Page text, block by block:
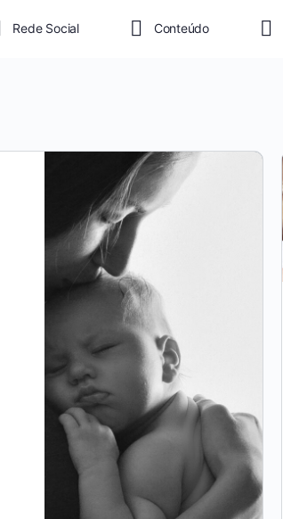
Rede Social Conteúdo